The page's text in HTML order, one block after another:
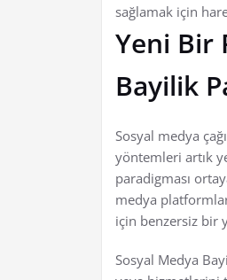
sağlamak için
Yeni Bir
Bayilik
Sosyal medya
yöntemleri artık
paradigması
medya
için benzersiz bir
Sosyal Medya